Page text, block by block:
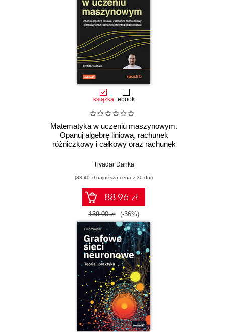
książka ebook
Matematyka w uczeniu maszynowym.
Opanuj algebrę liniową, rachunek
różniczkowy i całkowy oraz rachunek
Tivadar Danka
(83,40 zł najniższa cena z 30 dni)
88.96 zł
139.00 zł (-36%)